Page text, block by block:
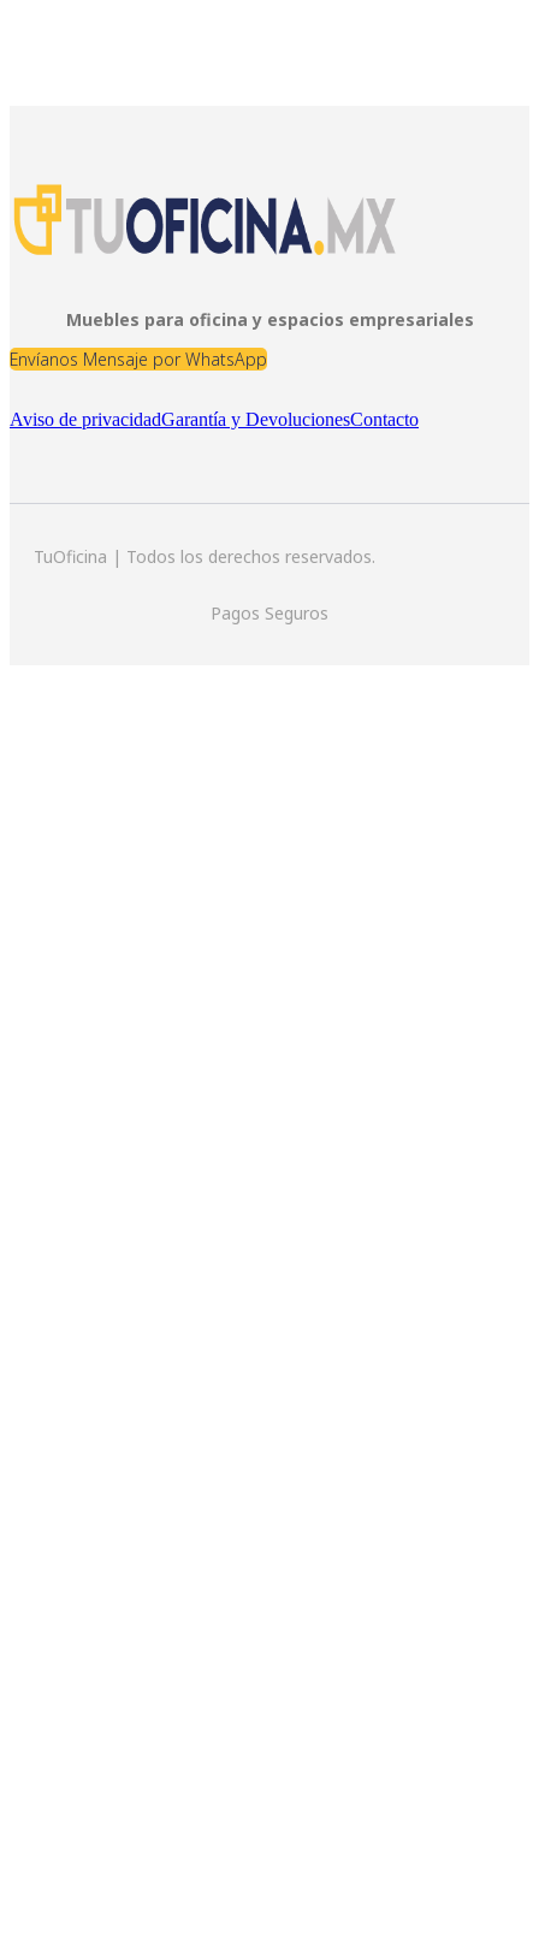
Muebles para oficina y espacios empresariales
Envíanos Mensaje por WhatsApp
Aviso de privacidadGarantía y DevolucionesContacto
TuOficina | Todos los derechos reservados.
Pagos Seguros